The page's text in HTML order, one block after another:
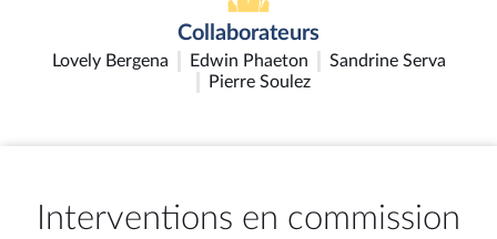
Collaborateurs
Lovely Bergena Edwin Phaeton
Sandrine Serva
Pierre Soulez
Interventions en commission